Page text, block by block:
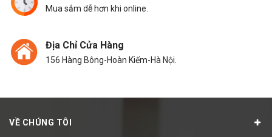
Mua sắm dễ hơn khi online.
Địa Chỉ Cửa Hàng
156 Hàng Bông-Hoàn Kiếm-Hà Nội.
VỀ CHÚNG TÔI